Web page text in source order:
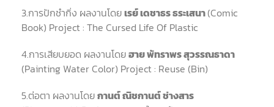
3.การปักชำกิ่ง ผลงานโดยเรย์เดชาธรธระเสนา(Comic
Book) Project : The Cursed Life Of Plastic
4.การเสียบยอด ผลงานโดยฮายพัทราพรสุวรรณธาดา
(Painting Water Color) Project : Reuse (Bin)
5.ต่อตา ผลงานโดยกานต์ณิชกานต์ช่างสาร